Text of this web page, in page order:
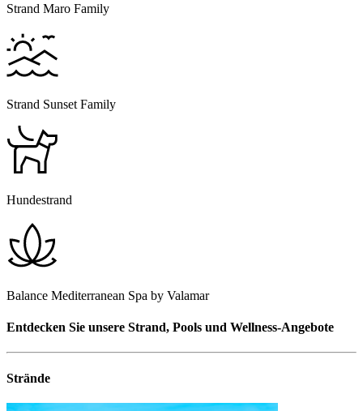
Strand Maro Family
Strand Sunset Family
Hundestrand
Balance Mediterranean Spa by Valamar
Entdecken Sie unsere Strand, Pools und Wellness-Angebote
Strände